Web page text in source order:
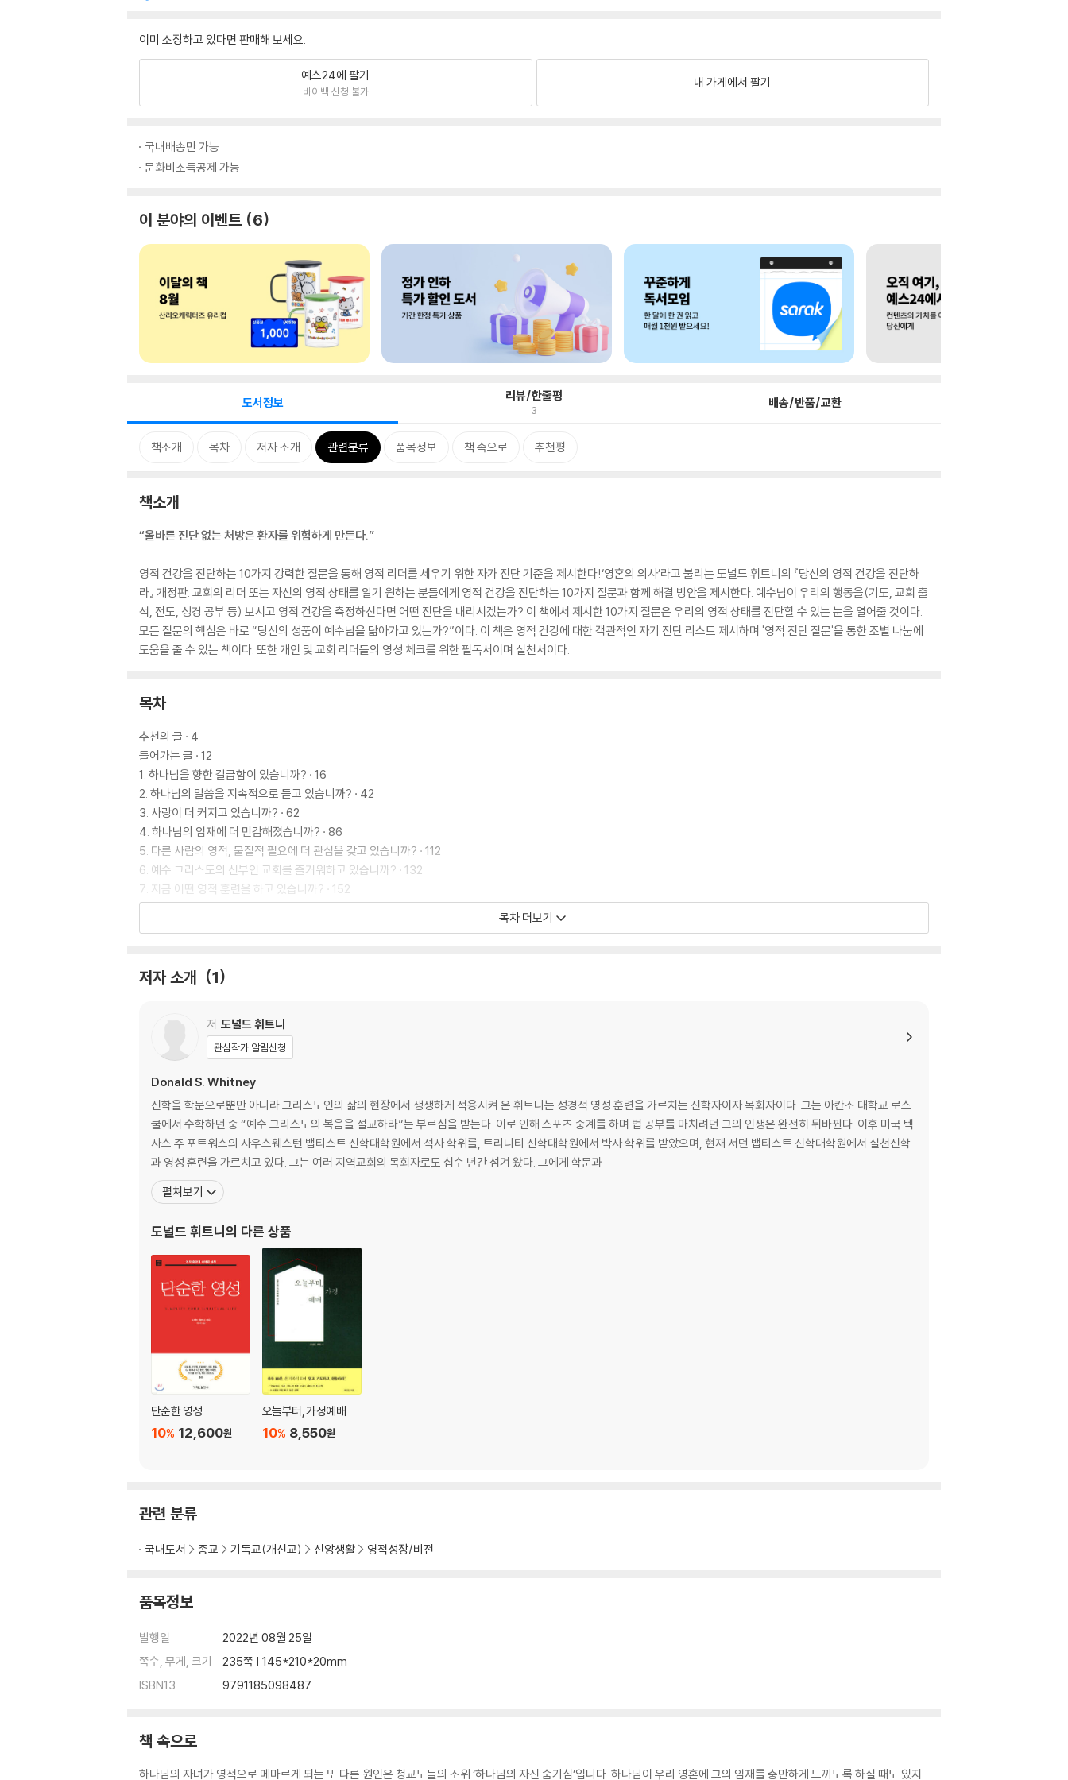
이미 소장하고 있다면 판매해 보세요.
예스24에 팔기
바이백 신청 불가
내 가게에서 팔기
국내배송만 가능
문화비소득공제 가능
이 분야의 이벤트 6
도서정보 리뷰/한줄평
3 배송/반품/교환
책소개 목차 저자 소개 관련분류 품목정보 책 속으로 추천평
책소개
“올바른 진단 없는 처방은 환자를 위험하게 만든다.”
영적 건강을 진단하는 10가지 강력한 질문을 통해 영적 리더를 세우기 위한 자가 진단 기준을 제시한다!‘영혼의 의사’라고 불리는 도널드 휘트니의 『당신의 영적 건강을 진단하
라』 개정판. 교회의 리더 또는 자신의 영적 상태를 알기 원하는 분들에게 영적 건강을 진단하는 10가지 질문과 함께 해결 방안을 제시한다. 예수님이 우리의 행동을(기도, 교회 출
석, 전도, 성경 공부 등) 보시고 영적 건강을 측정하신다면 어떤 진단을 내리시겠는가? 이 책에서 제시한 10가지 질문은 우리의 영적 상태를 진단할 수 있는 눈을 열어줄 것이다.
모든 질문의 핵심은 바로 “당신의 성품이 예수님을 닮아가고 있는가?”이다. 이 책은 영적 건강에 대한 객관적인 자기 진단 리스트 제시하며 '영적 진단 질문'을 통한 조별 나눔에
도움을 줄 수 있는 책이다. 또한 개인 및 교회 리더들의 영성 체크를 위한 필독서이며 실천서이다.
목차
추천의 글 · 4
들어가는 글 · 12
1. 하나님을 향한 갈급함이 있습니까? · 16
2. 하나님의 말씀을 지속적으로 듣고 있습니까? · 42
3. 사랑이 더 커지고 있습니까? · 62
4. 하나님의 임재에 더 민감해졌습니까? · 86
5. 다른 사람의 영적, 물질적 필요에 더 관심을 갖고 있습니까? · 112
6. 예수 그리스도의 신부인 교회를 즐거워하고 있습니까? · 132
7. 지금 어떤 영적 훈련을 하고 있습니까? · 152
8. 죄에 대해 여전히 애통해하고 있습니까? · 168
목차 더보기
저자 소개 1
저 도널드 휘트니
관심작가 알림신청
Donald S. Whitney
신학을 학문으로뿐만 아니라 그리스도인의 삶의 현장에서 생생하게 적용시켜 온 휘트니는 성경적 영성 훈련을 가르치는 신학자이자 목회자이다. 그는 아칸소 대학교 로스
쿨에서 수학하던 중 “예수 그리스도의 복음을 설교하라”는 부르심을 받는다. 이로 인해 스포츠 중계를 하며 법 공부를 마치려던 그의 인생은 완전히 뒤바뀐다. 이후 미국 텍
사스 주 포트워스의 사우스웨스턴 뱁티스트 신학대학원에서 석사 학위를, 트리니티 신학대학원에서 박사 학위를 받았으며, 현재 서던 뱁티스트 신학대학원에서 실천신학
과 영성 훈련을 가르치고 있다. 그는 여러 지역교회의 목회자로도 십수 년간 섬겨 왔다. 그에게 학문과
펼쳐보기
도널드 휘트니 의 다른 상품
단순한 영성
12,600원
10%
오늘부터, 가정예배
8,550원
10%
관련 분류
국내도서 종교 기독교(개신교) 신앙생활 영적성장/비전
품목정보
발행일
2022년 08월 25일
쪽수, 무게, 크기
235쪽 | 145*210*20mm
ISBN13
9791185098487
책 속으로
하나님의 자녀가 영적으로 메마르게 되는 또 다른 원인은 청교도들의 소위 ‘하나님의 자신 숨기심’입니다. 하나님이 우리 영혼에 그의 임재를 충만하게 느끼도록 하실 때도 있지